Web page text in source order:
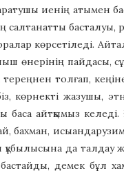
иенің атымен
басталуы,
көрсетіледі.
өнерінің
тереңнен толғап,
көрнекті жазушы,
айтқымыз
бахман,
құбылысына да
демек бұл